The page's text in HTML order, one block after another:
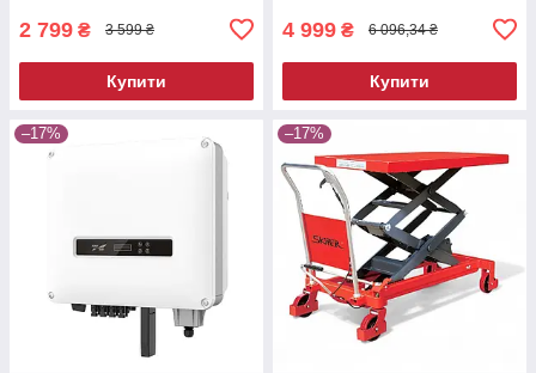
2 799 ₴ 3 599 ₴
Купити
4 999 ₴ 6 096,34 ₴
Купити
–17% –17%